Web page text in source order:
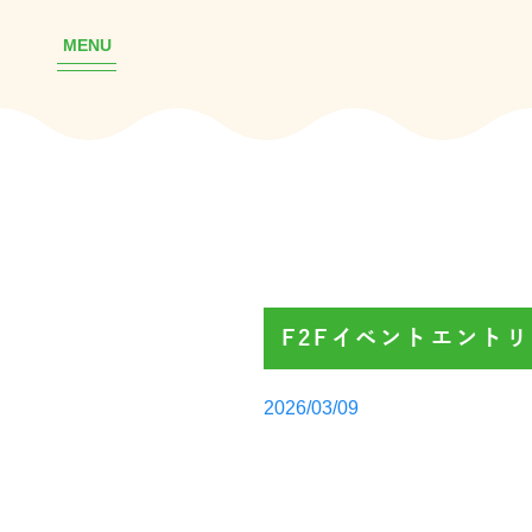
MENU
F2Fイベントエント
Posted
2026/03/09